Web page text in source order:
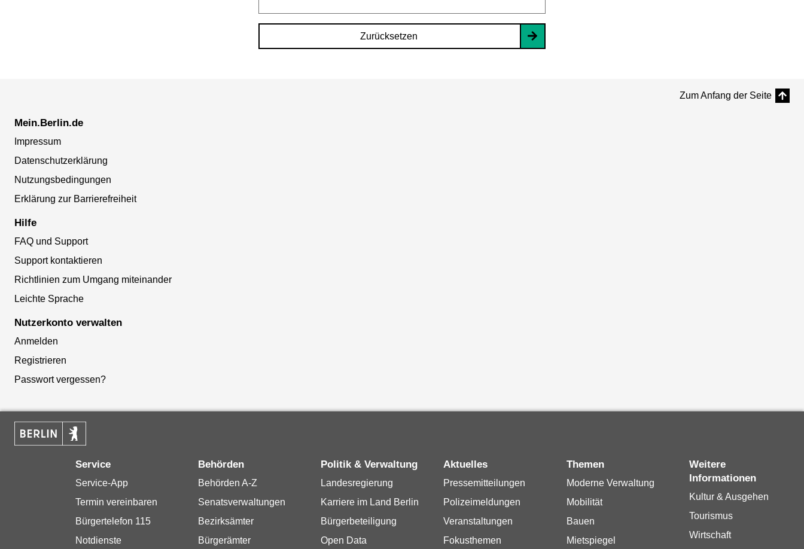
Zurücksetzen
Zum Anfang der Seite
Mein.Berlin.de
Impressum
Datenschutzerklärung
Nutzungsbedingungen
Erklärung zur Barrierefreiheit
Hilfe
FAQ und Support
Support kontaktieren
Richtlinien zum Umgang miteinander
Leichte Sprache
Nutzerkonto verwalten
Anmelden
Registrieren
Passwort vergessen?
Service
Service-App
Termin vereinbaren
Bürgertelefon 115
Notdienste
Behörden
Behörden A-Z
Senatsverwaltungen
Bezirksämter
Bürgerämter
Politik & Verwaltung
Landesregierung
Karriere im Land Berlin
Bürgerbeteiligung
Open Data
Aktuelles
Pressemitteilungen
Polizeimeldungen
Veranstaltungen
Fokusthemen
Themen
Moderne Verwaltung
Mobilität
Bauen
Mietspiegel
Weitere
Informationen
Kultur & Ausgehen
Tourismus
Wirtschaft